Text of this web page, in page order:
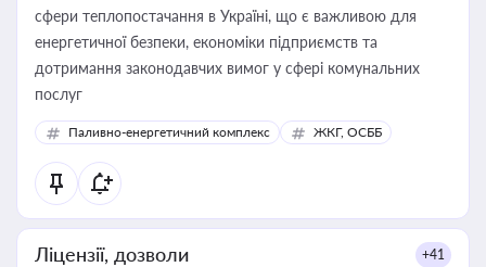
сфери теплопостачання в Україні, що є важливою для
енергетичної безпеки, економіки підприємств та
дотримання законодавчих вимог у сфері комунальних
послуг
Паливно-енергетичний комплекс ЖКГ, ОСББ
Ліцензії, дозволи +41